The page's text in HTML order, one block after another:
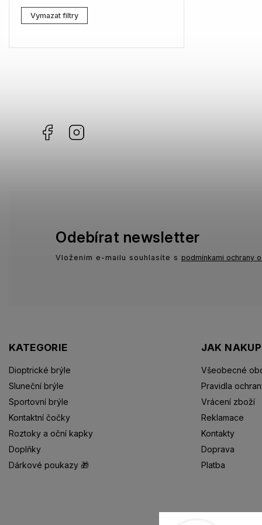
Lacoste
Marc Jacobs
Vymazat filtry
Facebook
KATEGORIE
Dioptrické brýle
Sluneční brýle
Sportovní brýle
Kontaktní čočky
Roztoky a oční kapky
Doplňky
Dárkové poukazy 🎁
JAK
Všeobecné
Pravidla
Vrácení zboží
Reklamace
Kontakty
Doprava
Platba
Odebírat newsletter
Vložením e-mailu souhlasíte s podmínkami ochrany